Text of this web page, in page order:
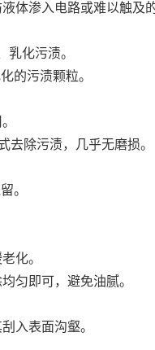
体渗入电路或难以触及的
化污渍。
的污渍颗粒。
除污渍，几乎无磨损。
。
化。
匀即可，避免油腻。
入表面沟壑。